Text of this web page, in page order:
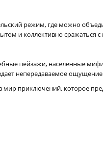
режим, где можно
и коллективно
пейзажи, населенные
непередаваемое
приключений, которое